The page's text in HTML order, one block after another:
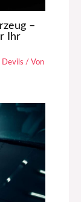
–
Ihr
Devils / Von